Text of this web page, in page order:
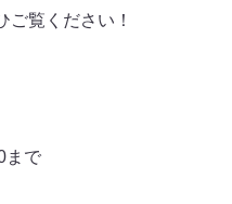
ご覧ください！
まで